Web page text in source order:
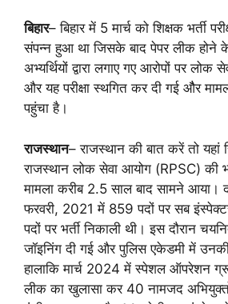
बिहार– बिहार में 5 मार्च को शिक्षक भर्ती
संपन्न हुआ था जिसके बाद पेपर लीक होने
अभ्यर्थियों द्वारा लगाए गए आरोपों पर
और यह परीक्षा स्थगित कर दी गई औैर
पहुंचा है।
राजस्थान– राजस्थान की बात करें तो
राजस्थान लोक सेवा आयोग (RPSC) की
मामला करीब 2.5 साल बाद सामने
फरवरी, 2021 में 859 पदों पर सब
पदों पर भर्ती निकाली थी। इस दौरान
जॉइनिंग दी गई और पुलिस एकेडमी में
हालाकि मार्च 2024 में स्पेशल ऑपरेशन
लीक का खुलासा कर 40 नामजद